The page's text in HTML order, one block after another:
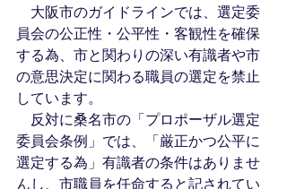
大阪市のガイドラインでは、選定委
員会の公正性・公平性・客観性を確保
する為、市と関わりの深い有識者や市
の意思決定に関わる職員の選定を禁止
しています。
反対に桑名市の「プロポーザル選定
委員会条例」では、「厳正かつ公平に
選定する為」有識者の条件はありませ
んし、市職員を任命すると記されてい